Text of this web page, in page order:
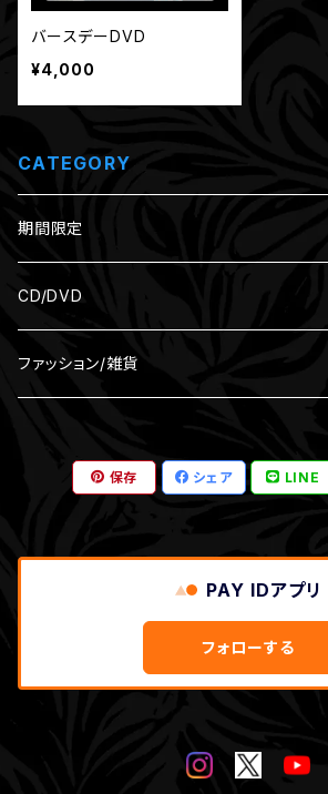
バースデーDVD
¥4,000
CATEGORY
期間限定
CD/DVD
ファッション/雑貨
保存 シェア LINE
PAY IDアプリ
フォローする